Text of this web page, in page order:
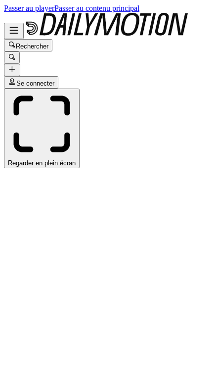
Passer au playerPasser au contenu principal
Rechercher
Se connecter
Regarder en plein écran